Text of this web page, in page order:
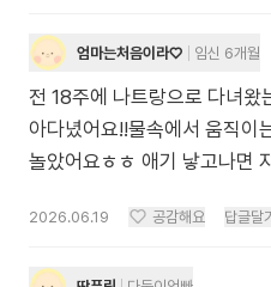
엄마는처음이라♡ 임신 6개월
전 18주에 나트랑으로 다녀왔
아다녔어요!!물속에서 움직이
놀았어요ㅎㅎ 애기 낳고나면
2026.06.19 공감해요 답글달기